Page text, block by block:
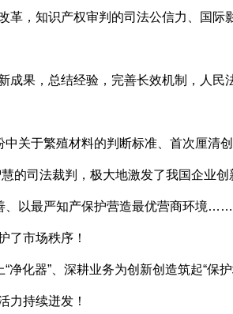
，知识产权审判的司法公信力、国际
果，总结经验，完善长效机制，人民
于繁殖材料的判断标准、首次厘清
司法裁判，极大地激发了我国企业创
以最严知产保护营造最优营商环境
了市场秩序！
化器”、深耕业务为创新创造筑起“保
力持续迸发！